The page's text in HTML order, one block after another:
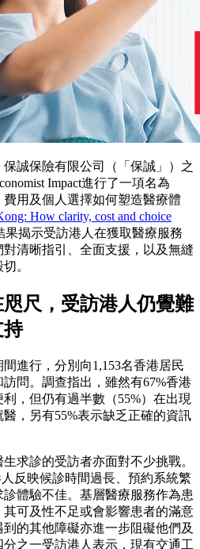
保誠保險有限公司（「保誠」）之
Impact進行了一項名為
費用及個人選擇如何塑造醫療體
How clarity, cost and choice
果揭示受訪港人在獲取醫療服務
清晰指引、全面支援，以及無縫
。
尺，受訪港人仍覺難
持
進行，分別向1,153名香港居民
問。調查指出，雖然有67%香港
，但仍有過半數（55%）在出現
，另有55%表示缺乏正確的資訊
求診的受訪者亦面對不少挑戰。
反映候診時間過長、預約系統繁
體驗不佳。基層醫療服務作為患
可及性不足或會影響患者的滿意
的其他障礙亦進一步阻礙他們及
之一受訪港人表示，現有交通工